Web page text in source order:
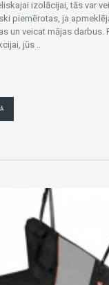
izolācijai, tās var
piemērotas, ja
un veicat mājas darbus.
jūs ..